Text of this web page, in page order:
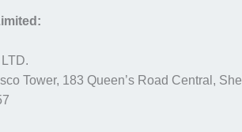
Tower, 183 Queen’s Road Central,